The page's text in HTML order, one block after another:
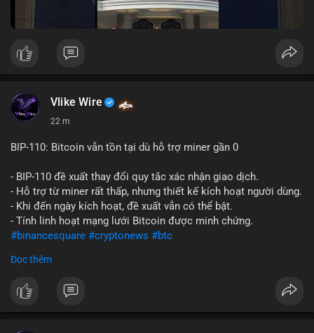
Vlike Wire
22 m
BIP-110: Bitcoin vẫn tồn tại dù hỗ trợ miner gần 0
- BIP-110 đề xuất thay đổi quy tắc xác nhận giao dịch.
- Hỗ trợ từ miner rất thấp, nhưng thiết kế kích hoạt người dùng.
- Khi đến ngày kích hoạt, đề xuất vẫn có thể bật.
- Tính linh hoạt mạng lưới Bitcoin được minh chứng.
#binancesquare #cryptonews #btc
$btc
#vlikevn #titanbot
Đọc thêm